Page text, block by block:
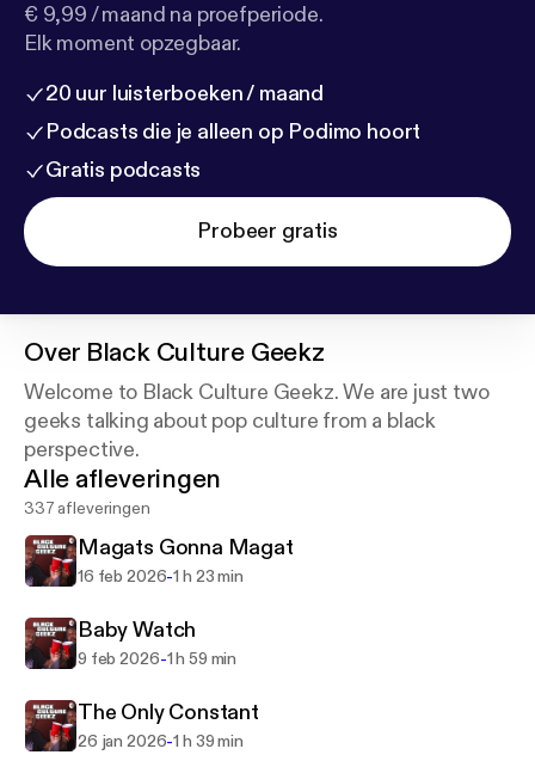
€ 9,99 / maand na proefperiode.
Elk moment opzegbaar.
20 uur luisterboeken / maand
Podcasts die je alleen op Podimo hoort
Gratis podcasts
Probeer gratis
Over Black Culture Geekz
Welcome to Black Culture Geekz. We are just two
geeks talking about pop culture from a black
perspective.
Alle afleveringen
337 afleveringen
Magats Gonna Magat
16 feb 2026-1 h 23 min
Baby Watch
9 feb 2026-1 h 59 min
The Only Constant
26 jan 2026-1 h 39 min